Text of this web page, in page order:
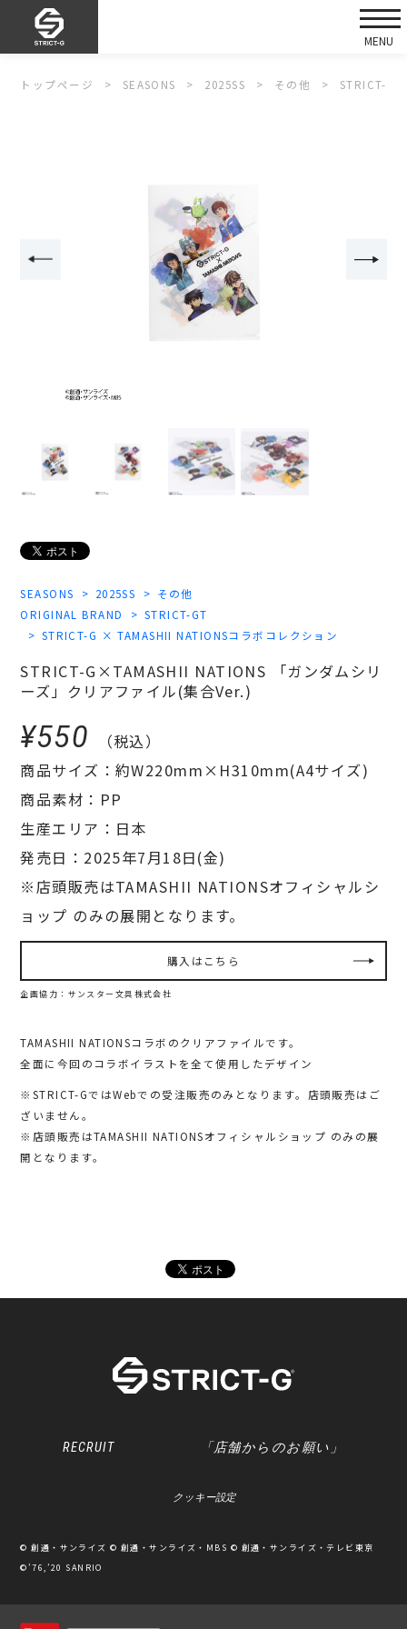
トップページ SEASONS 2025SS その他 STRICT-
SEASONS 2025SS
その他
ORIGINAL BRAND
STRICT-GT
STRICT-G × TAMASHII NATIONSコラボコレクション
STRICT-G×TAMASHII NATIONS 「ガンダムシリ
ーズ」クリアファイル(集合Ver.)
¥550
（税込）
商品サイズ：約W220mm×H310mm(A4サイズ)
商品素材：PP
生産エリア：日本
発売日：2025年7月18日(金)
※店頭販売はTAMASHII NATIONSオフィシャルシ
ョップ のみの展開となります。
購入はこちら
企画協力：サンスター文具株式会社
TAMASHII NATIONSコラボのクリアファイルです。
全面に今回のコラボイラストを全て使用したデザイン
※STRICT-GではWebでの受注販売のみとなります。店頭販売はご
ざいません。
※店頭販売はTAMASHII NATIONSオフィシャルショップ のみの展
開となります。
RECRUIT 「店舗からのお願い」
クッキー設定
© 創通・サンライズ © 創通・サンライズ・MBS © 創通・サンライズ・テレビ東京
©’76,’20 SANRIO